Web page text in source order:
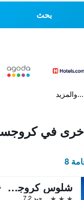
بحث
...والمزيد
أخرى في
8
شلوس كروجسدورف
3 نجوم
جيد 7.2